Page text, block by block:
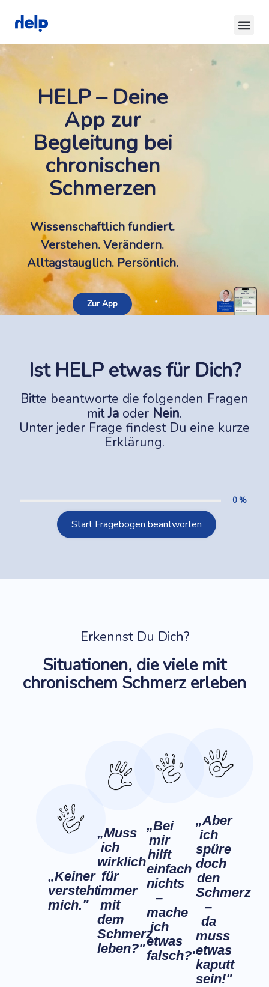
HELP – Deine
App zur
Begleitung bei
chronischen
Schmerzen
Wissenschaftlich fundiert.
Verstehen. Verändern.
Alltagstauglich. Persönlich.
Zur App
Ist HELP etwas für Dich?
Bitte beantworte die folgenden Fragen
mitJa oder Nein.
Unter jeder Frage findest Du eine kurze
Erklärung.
0 %
Start Fragebogen beantworten
Erkennst Du Dich?
Situationen, die viele mit
chronischem Schmerz erleben
„Keiner
versteht
mich."
„Muss
ich
wirklich
für
immer
mit
dem
Schmerz
leben?"
„Bei
mir
hilft
einfach
nichts
–
mache
ich
etwas
falsch?"
„Aber
ich
spüre
doch
den
Schmerz
–
da
muss
etwas
kaputt
sein!"